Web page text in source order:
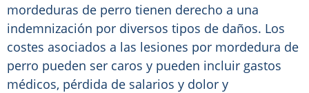
mordeduras de perro tienen derecho a una
indemnización por diversos tipos de daños. Los
costes asociados a las lesiones por mordedura de
perro pueden ser caros y pueden incluir gastos
médicos, pérdida de salarios y dolor y